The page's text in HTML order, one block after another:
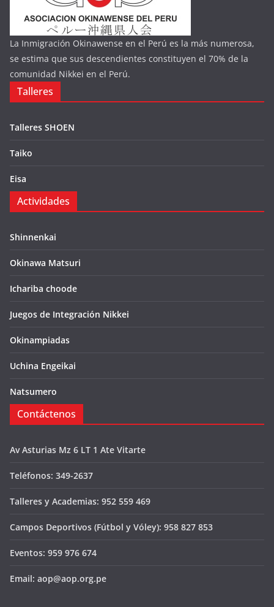
La Inmigración Okinawense en el Perú es la más numerosa,
se estima que sus descendientes constituyen el 70% de la
comunidad Nikkei en el Perú.
Talleres
Talleres SHOEN
Taiko
Eisa
Actividades
Shinnenkai
Okinawa Matsuri
Ichariba choode
Juegos de Integración Nikkei
Okinampiadas
Uchina Engeikai
Natsumero
Contáctenos
Av Asturias Mz 6 LT 1 Ate Vitarte
Teléfonos: 349-2637
Talleres y Academias: 952 559 469
Campos Deportivos (Fútbol y Vóley): 958 827 853
Eventos: 959 976 674
Email: aop@aop.org.pe